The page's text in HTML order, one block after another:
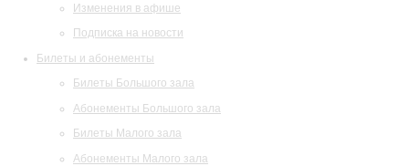
Изменения в афише
Подписка на новости
Билеты и абонементы
Билеты Большого зала
Абонементы Большого зала
Билеты Малого зала
Абонементы Малого зала